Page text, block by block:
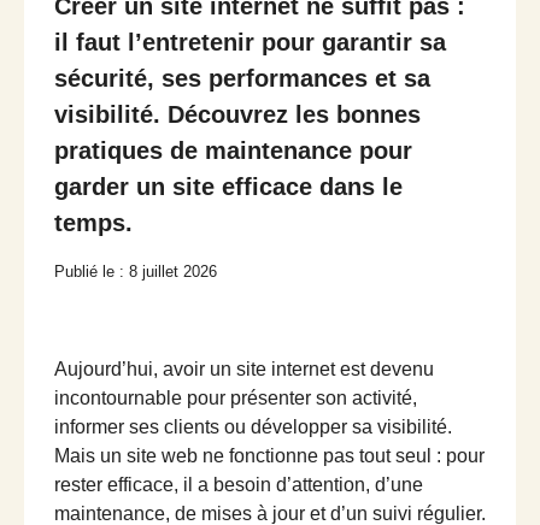
Créer un site internet ne suffit pas :
il faut l’entretenir pour garantir sa
sécurité, ses performances et sa
visibilité. Découvrez les bonnes
pratiques de maintenance pour
garder un site efficace dans le
temps.
Publié le : 8 juillet 2026
Aujourd’hui, avoir un site internet est devenu
incontournable pour présenter son activité,
informer ses clients ou développer sa visibilité.
Mais un site web ne fonctionne pas tout seul : pour
rester efficace, il a besoin d’attention, d’une
maintenance, de mises à jour et d’un suivi régulier.